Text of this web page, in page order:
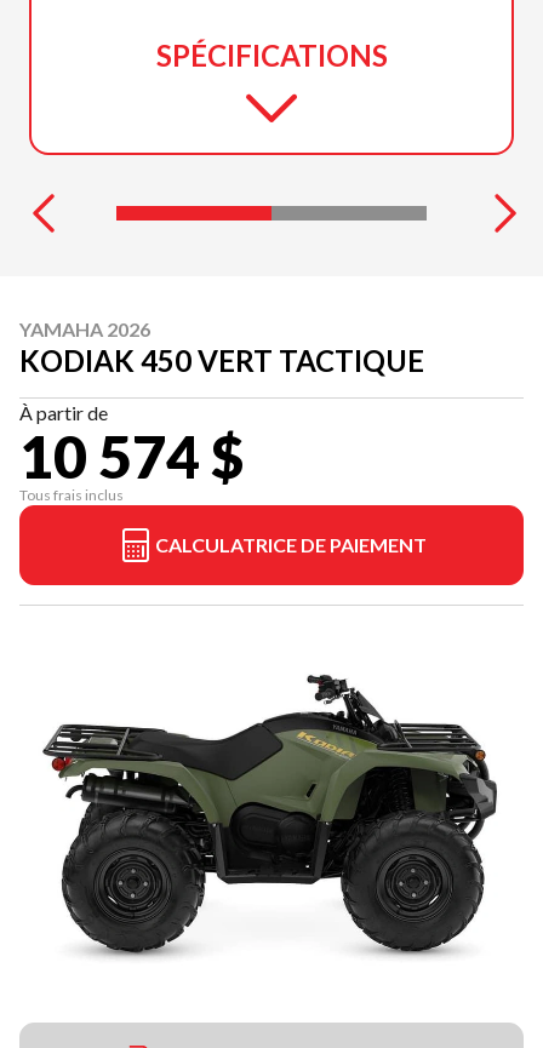
SPÉCIFICATIONS
YAMAHA 2026
KODIAK 450 VERT TACTIQUE
À partir de
10 574 $
Tous frais inclus
CALCULATRICE DE PAIEMENT